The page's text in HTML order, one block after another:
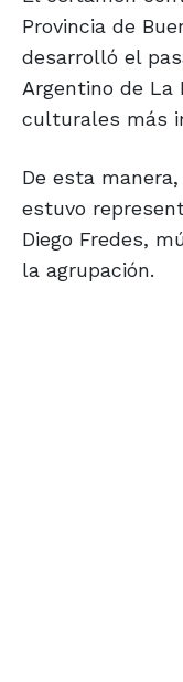
Provincia de
desarrolló el
Argentino de La
culturales más
De esta
estuvo
Diego Fredes,
la agrupación.